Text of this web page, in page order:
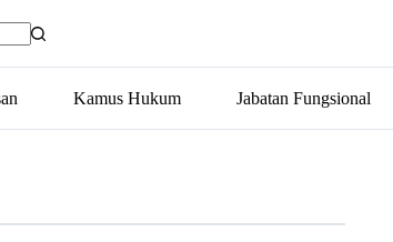
Kamus Hukum Jabatan Fungsional